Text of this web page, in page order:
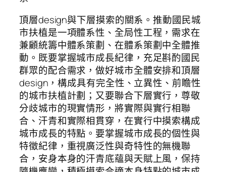
頂層design與下層摸索的關系。推動國民城
市扶植是一項體系性、全局性工程，需求在
兼顧統籌中體系策劃、在體系策劃中全體推
動。既要掌握城市成長紀律，充足斟酌國民
群眾的配合需求，做好城市全體安排和頂層
design，構成具有完全性、立異性、前瞻性
的城市扶植計劃；又要聯合下層實行，尊敬
分歧城市的現實情形，將實際與實行相聯
合、汗青和實際相貫穿，在實行中摸索構成
城市成長的特點。要掌握城市成長的個性與
特徵紀律，重視廣泛性與奇特性的無機聯
合，安身本身的汗青底蘊與天賦上風，保持